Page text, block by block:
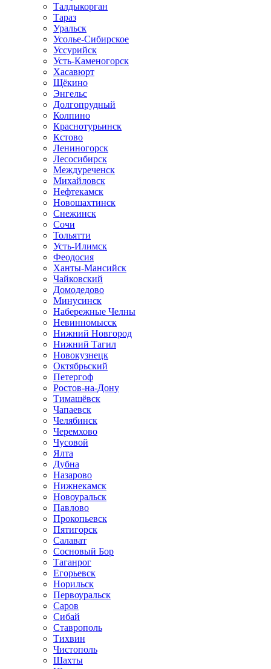
Талдыкорган
Тараз
Уральск
Усолье-Сибирское
Уссурийск
Усть-Каменогорск
Хасавюрт
Щёкино
Энгельс
Долгопрудный
Колпино
Краснотурьинск
Кстово
Лениногорск
Лесосибирск
Междуреченск
Михайловск
Нефтекамск
Новошахтинск
Снежинск
Сочи
Тольятти
Усть-Илимск
Феодосия
Ханты-Мансийск
Чайковский
Домодедово
Минусинск
Набережные Челны
Невинномысск
Нижний Новгород
Нижний Тагил
Новокузнецк
Октябрьский
Петергоф
Ростов-на-Дону
Тимашёвск
Чапаевск
Челябинск
Черемхово
Чусовой
Ялта
Дубна
Назарово
Нижнекамск
Новоуральск
Павлово
Прокопьевск
Пятигорск
Салават
Сосновый Бор
Таганрог
Егорьевск
Норильск
Первоуральск
Саров
Сибай
Ставрополь
Тихвин
Чистополь
Шахты